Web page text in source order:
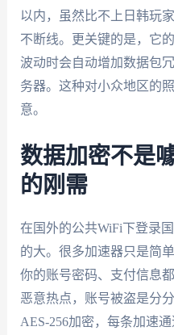
以内，虽然比不上日韩玩
不断线。更关键的是，它
波动时会自动增加数据包
务器。这种对小众地区的
意。
数据加密不是
的刚需
在国外的公共WiFi下登录
的大。很多加速器只是简
你的账号密码、支付信息
恶意热点，账号被盗是分分
AES-256加密，每条加速